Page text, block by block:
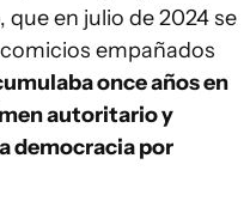
en julio de 2024 se
empañados
once años en
autoritario y
democracia por